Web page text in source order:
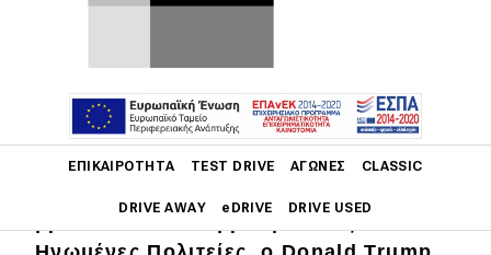
ΕΠΙΚΑΙΡΌΤΗΤΑ TEST DRIVE ΑΓΏΝΕΣ CLASSIC
DRIVE AWAY eDRIVE DRIVE USED